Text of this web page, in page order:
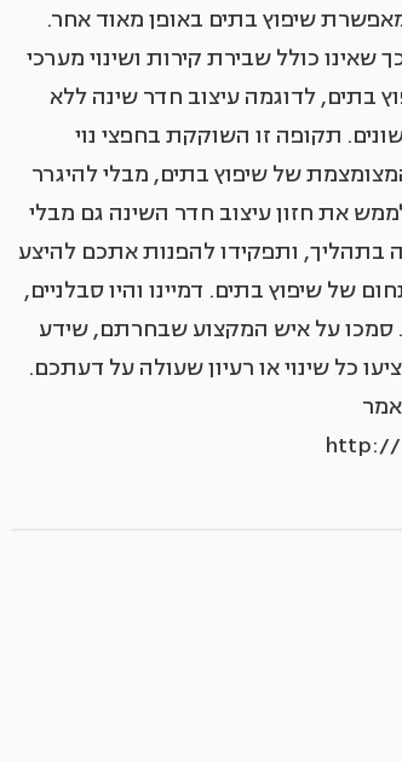
שיפוץ בתים באופן מאוד אחר.
שאינו כולל שבירת קירות ושינוי מערכי
בתים, לדוגמה עיצוב חדר שינה ללא
תקופה זו השוקקת בחפצי נוי
של שיפוץ בתים, מבלי להיגרר
את חזון עיצוב חדר השינה גם מבלי
בתהליך, ותפקידו להפנות אתכם להיצע
של שיפוץ בתים. דמיינו והיו סבלניים,
סמכו על איש המקצוע שבחרתם, שידע
כל שינוי או רעיון שעולה על דעתכם.